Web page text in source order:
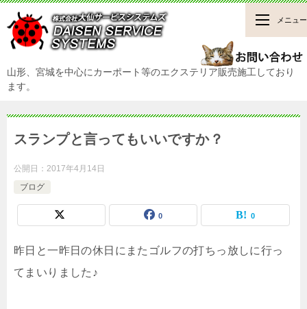
山形、宮城を中心にカーポート等のエクステリア販売施工しており
ます。
メニュー
スランプと言ってもいいですか？
公開日： 2017年4月14日
ブログ
0 0
昨日と一昨日の休日にまたゴルフの打ちっ放しに行っ
てまいりました♪